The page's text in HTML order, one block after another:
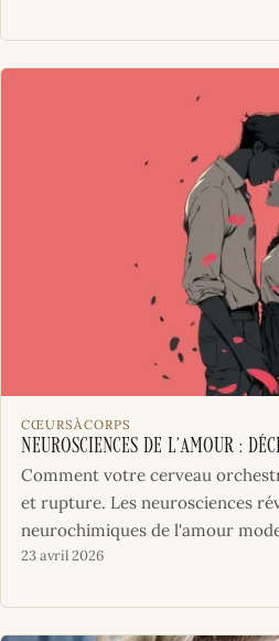
CŒURSÀCORPS
Neurosciences de l’amour :
Comment votre cerveau
et rupture. Les neurosciences
neurochimiques de l'amour
23 avril 2026